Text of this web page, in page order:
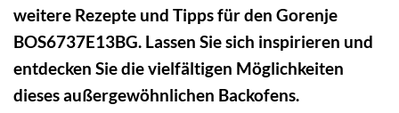
weitere Rezepte und Tipps für den Gorenje
BOS6737E13BG. Lassen Sie sich inspirieren und
entdecken Sie die vielfältigen Möglichkeiten
dieses außergewöhnlichen Backofens.